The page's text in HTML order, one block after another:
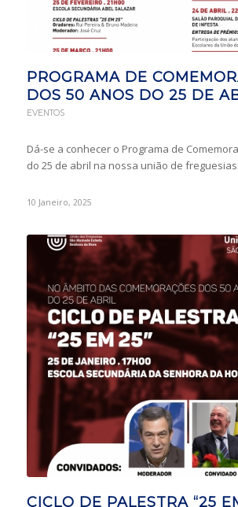
PROGRAMA DE
DOS 50 ANOS DO 25 DE
EVENTOS
Dá-se a conhecer o Programa de
do 25 de abril na nossa união de freguesias.
10 Janeiro, 2025
CICLO DE PALESTRA “25